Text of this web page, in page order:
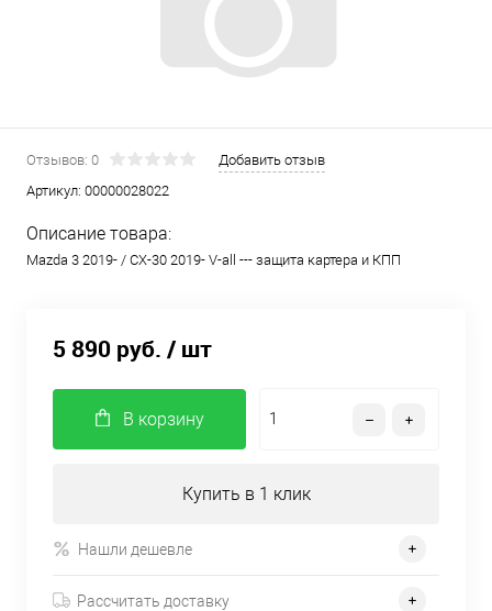
Отзывов: 0
Добавить отзыв
Артикул: 00000028022
Описание товара:
Mazda 3 2019- / CX-30 2019- V-all --- защита картера и КПП
5 890 руб. / шт
В корзину
Купить в 1 клик
Нашли дешевле
Рассчитать доставку